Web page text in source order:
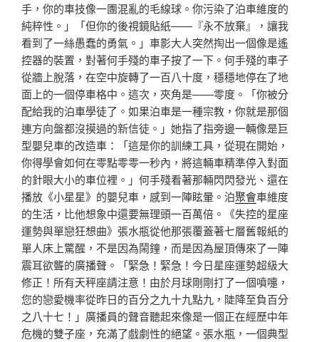
手，你的車技像一團混亂的毛線球。你污染了泊車維度的
純粹性。」「但你的後視鏡貼紙——『永不放棄』，讓我
看到了一絲愚蠢的勇氣。」車影大人突然掏出一個像是遙
控器的裝置，對著何手殘的車子按了一下。何手殘的車子
從牆上脫落，在空中旋轉了一百八十度，穩穩地停在了地
面上的一個停車格中。這次，夾角是——零度。「你被分
配給我的泊車學徒了。如果泊車是一種宗教，你就是那個
連方向盤都沒摸過的新信徒。」她指了指旁邊一輛像是巨
型嬰兒車的改造車：「這是你的訓練工具，從現在開始，
你得學會如何在零點零零一秒內，將這輛車精準停入對面
的針眼大小的車位裡。」何手殘看著那輛閃閃發光、還在
播放《小星星》的嬰兒車，感到一陣眩暈。泊聚會車維度
的生活，比他想象中還要無理頭一百萬倍。《失控的星座
運勢與單戀狂想曲》張水瓶從他那張覆蓋著七層舊報紙的
單人床上驚醒，不是因為鬧鐘，而是因為屋頂傳來了一陣
震耳欲聾的廣播聲。「緊急！緊急！今日星座運勢超級大
修正！所有天秤座請注意！由於月球剛剛打了一個噴嚏，
您的戀愛機率從昨日的百分之九十九點九，陡降至負百分
之八十七！」廣播員的聲音聽起來像是一個正在經歷中年
危機的雙子座，充滿了戲劇性的絕望。張水瓶，一個典型